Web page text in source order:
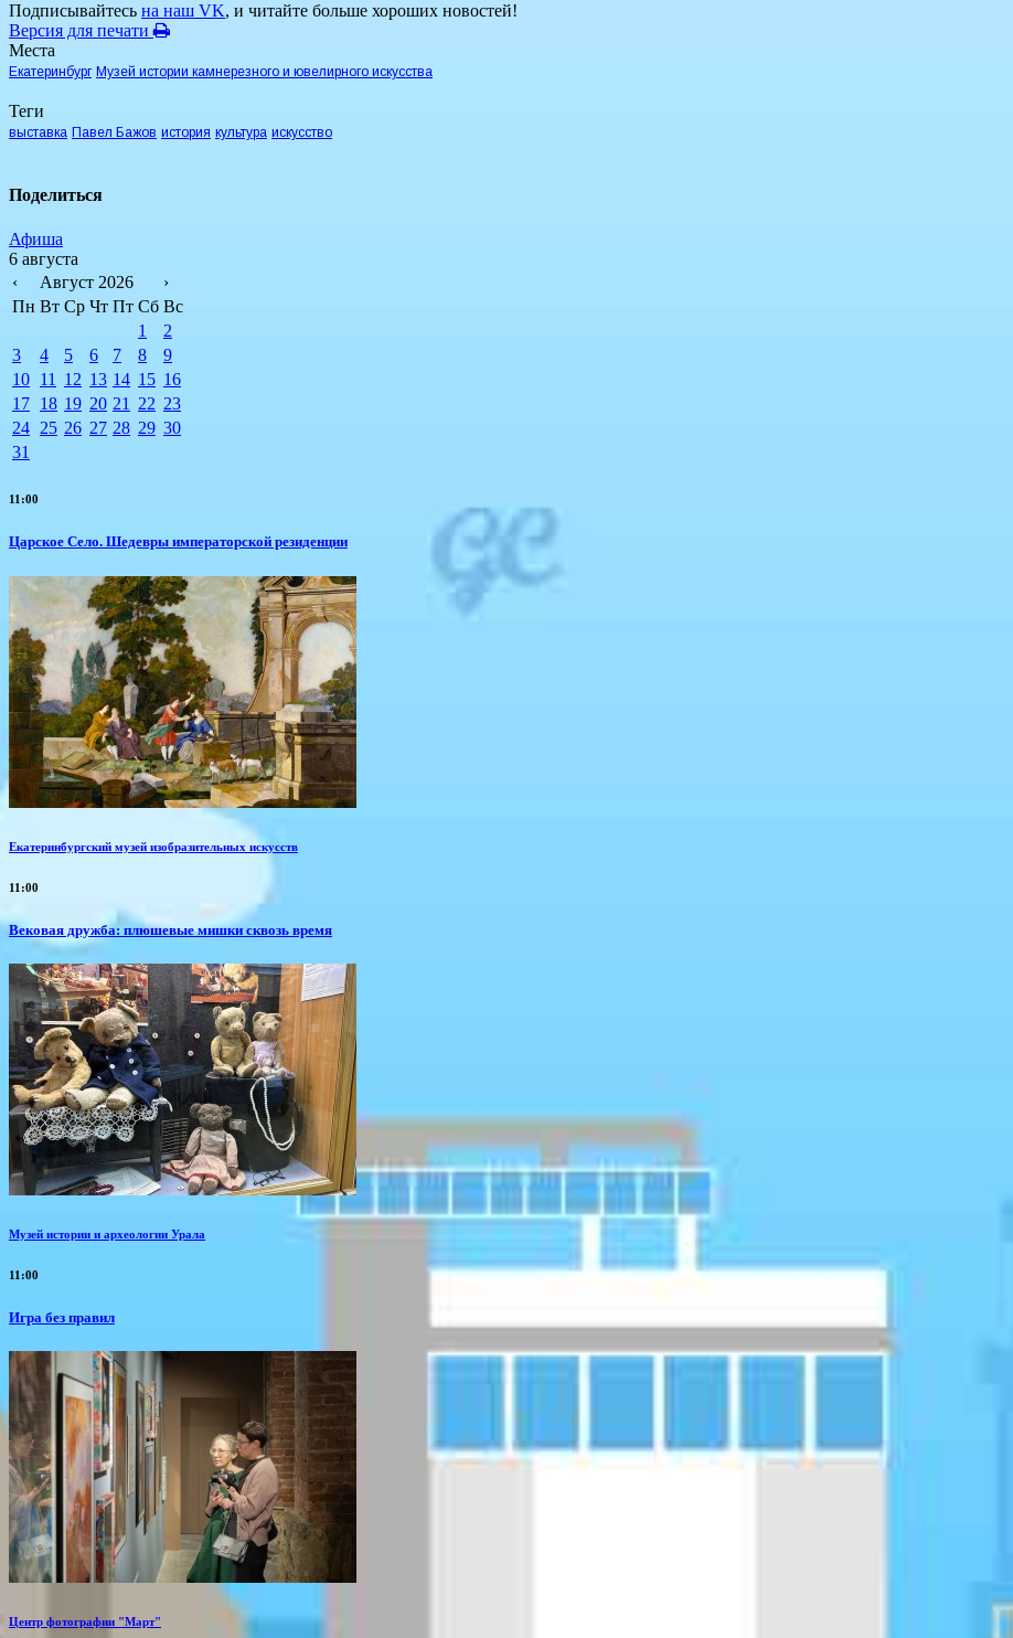
Подписывайтесь на наш VK, и читайте больше хороших новостей!
Версия для печати
Места
Екатеринбург Музей истории камнерезного и ювелирного искусства
Теги
выставка Павел Бажов история культура искусство
Поделиться
Афиша
6 августа
‹
Август 2026
›
Пн Вт Ср Чт Пт Сб Вс
1
2
3
4 5 6 7 8
9
10 11 12 13 14 15 16
17 18 19 20 21 22 23
24 25 26 27 28 29 30
31
11:00
Царское Село. Шедевры императорской резиденции
Екатеринбургский музей изобразительных искусств
11:00
Вековая дружба: плюшевые мишки сквозь время
Музей истории и археологии Урала
11:00
​Игра без правил
Центр фотографии "Март"